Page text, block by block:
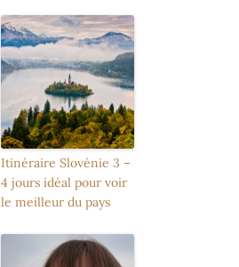
Itinéraire Slovénie 3 –
4 jours idéal pour voir
le meilleur du pays